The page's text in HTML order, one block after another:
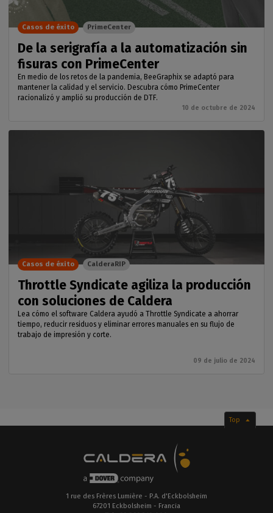
De la serigrafía a la automatización sin
fisuras con PrimeCenter
En medio de los retos de la pandemia, BeeGraphix se adaptó para
mantener la calidad y el servicio. Descubra cómo PrimeCenter
racionalizó y amplió su producción de DTF.
10 de octubre de 2024
Casos de éxito PrimeCenter
Throttle Syndicate agiliza la producción
con soluciones de Caldera
Lea cómo el software Caldera ayudó a Throttle Syndicate a ahorrar
tiempo, reducir residuos y eliminar errores manuales en su flujo de
trabajo de impresión y corte.
09 de julio de 2024
Casos de éxito CalderaRIP
Top
1 rue des Frères Lumière - P.A. d'Eckbolsheim
67201 Eckbolsheim - Francia